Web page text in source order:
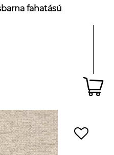
fahatású